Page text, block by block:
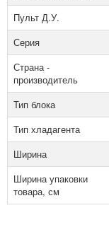
Пульт Д.У.
Серия
Страна -
производитель
Тип блока
Тип хладагента
Ширина
Ширина упаковки
товара, см